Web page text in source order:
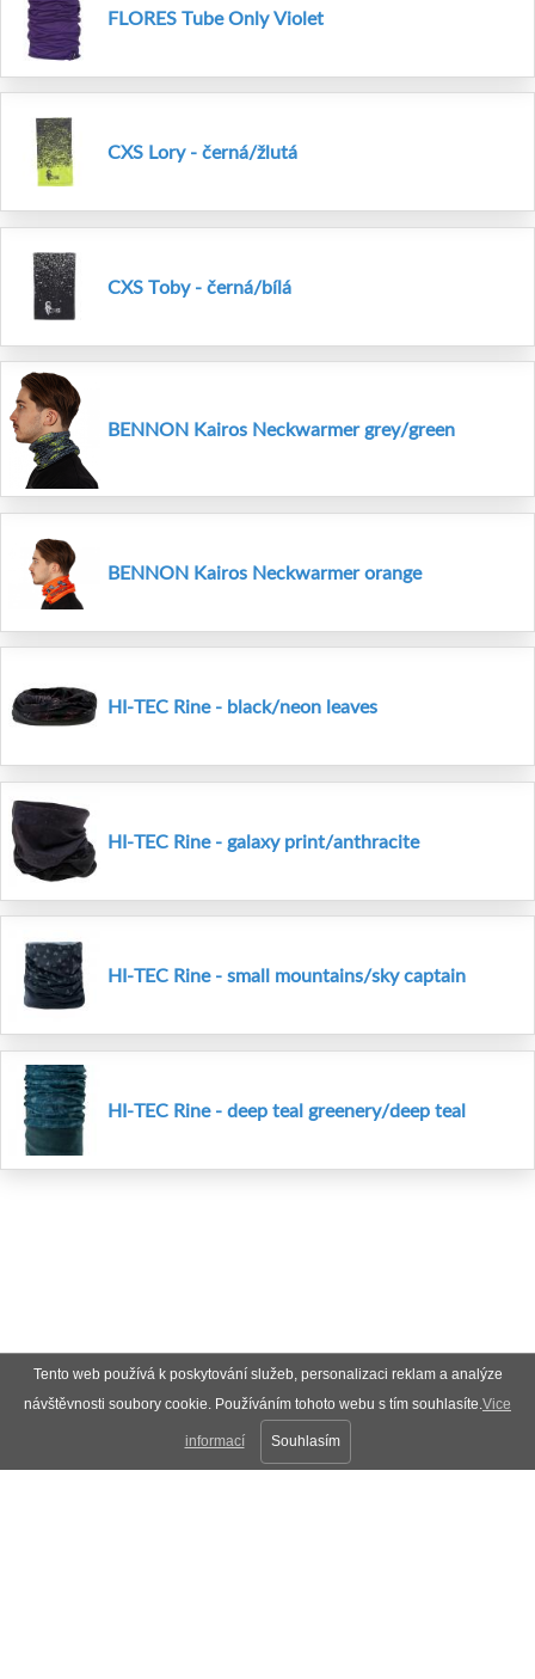
Tento web používá k poskytování služeb, personalizaci reklam a analýze
návštěvnosti soubory cookie. Používáním tohoto webu s tím souhlasíte.Vice
informací Souhlasím
FLORES Tube Only Violet
CXS Lory - černá/žlutá
CXS Toby - černá/bílá
BENNON Kairos Neckwarmer grey/green
BENNON Kairos Neckwarmer orange
HI-TEC Rine - black/neon leaves
HI-TEC Rine - galaxy print/anthracite
HI-TEC Rine - small mountains/sky captain
HI-TEC Rine - deep teal greenery/deep teal